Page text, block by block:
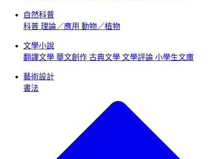
自然科普
科普 理論／應用 動物／植物
文學小說
翻譯文學 華文創作 古典文學 文學評論 小學生文庫
藝術設計
書法